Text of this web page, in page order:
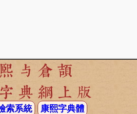
与倉頡
典網上版
索系統 康熙字典體